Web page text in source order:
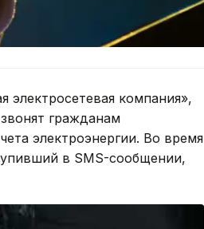
электросетевая компания»,
гражданам
электроэнергии. Во время
в SMS-сообщении,